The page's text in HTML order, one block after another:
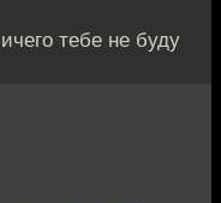
тебе не буду